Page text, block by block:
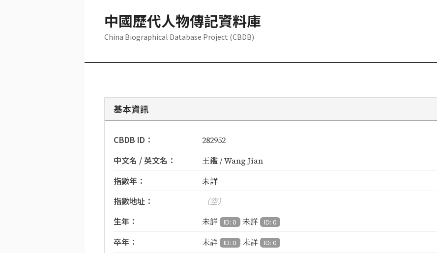
中國歷代人物傳記資料庫
China Biographical Database Project (CBDB)
基本資訊
CBDB ID： 282952
中文名 / 英文名： 王鑑 / Wang Jian
指數年：
未詳
指數地址：
（空）
生年：
未詳 ID: 0 未詳 ID: 0
卒年： 未詳 ID: 0 未詳 ID: 0